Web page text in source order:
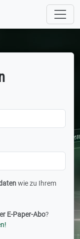
wie zu Ihrem
E-Paper-Abo?